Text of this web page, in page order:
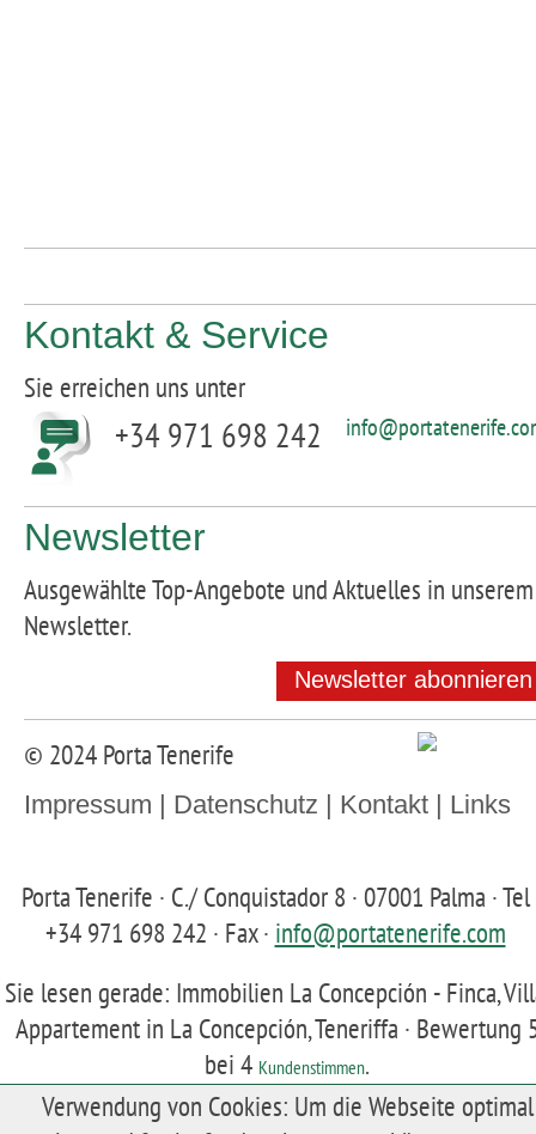
Verwendung von Cookies: Um die Webseite optimal
Kontakt & Service
Sie erreichen uns unter
+34 971 698 242
Newsletter
Ausgewählte Top-Angebote und Aktuelles in unserem
Newsletter.
Newsletter abonnieren
© 2024 Porta Tenerife
Impressum | Datenschutz | Kontakt | Links
Porta Tenerife · C./ Conquistador 8 · 07001 Palma · Tel
+34 971 698 242 · Fax· info@portatenerife.com
Sie lesen gerade: Immobilien La Concepción - Finca,
Appartement in La Concepción, Teneriffa · Bewertung
bei 4 Kundenstimmen.